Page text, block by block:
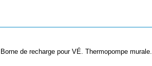
de recharge pour VÉ. Thermopompe murale.